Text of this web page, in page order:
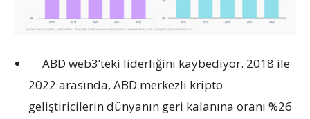
ABD web3’teki liderliğini kaybediyor. 2018 ile
2022 arasında, ABD merkezli kripto
geliştiricilerin dünyanın geri kalanına oranı %26